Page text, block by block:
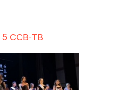
5 СОВ-ТВ